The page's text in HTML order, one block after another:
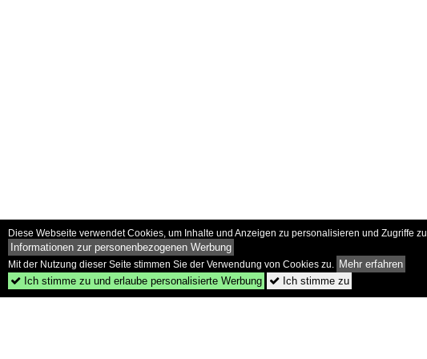
Diese Webseite verwendet Cookies, um Inhalte und Anzeigen zu personalisieren und
Informationen zur personenbezogenen Werbung
Mit der Nutzung dieser Seite stimmen Sie der Verwendung von Cookies zu. Mehr erfahren
 Ich stimme zu und erlaube personalisierte Werbung  Ich stimme zu